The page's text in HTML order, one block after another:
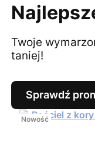
Twoje
taniej!
Sprawdź
Nowość